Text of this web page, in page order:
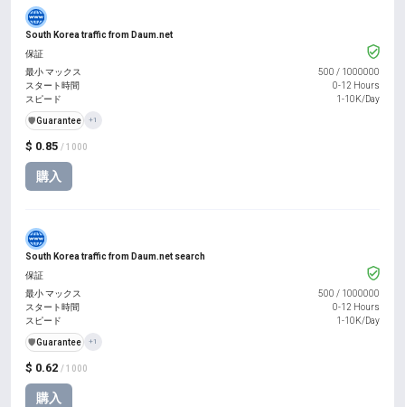
South Korea traffic from Daum.net
$ 0.85 / 1000
購入
保証
最小 マックス
500 / 1000000
スタート時間
0-12 Hours
スピード
1-10K/Day
️🛡️Guarantee +1
South Korea traffic from Daum.net search
$ 0.62 / 1000
購入
保証
最小 マックス
500 / 1000000
スタート時間
0-12 Hours
スピード
1-10K/Day
️🛡️Guarantee +1